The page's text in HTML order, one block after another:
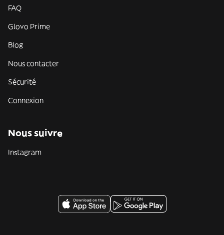
FAQ
Glovo Prime
Blog
Nous contacter
Sécurité
Connexion
Nous suivre
Instagram